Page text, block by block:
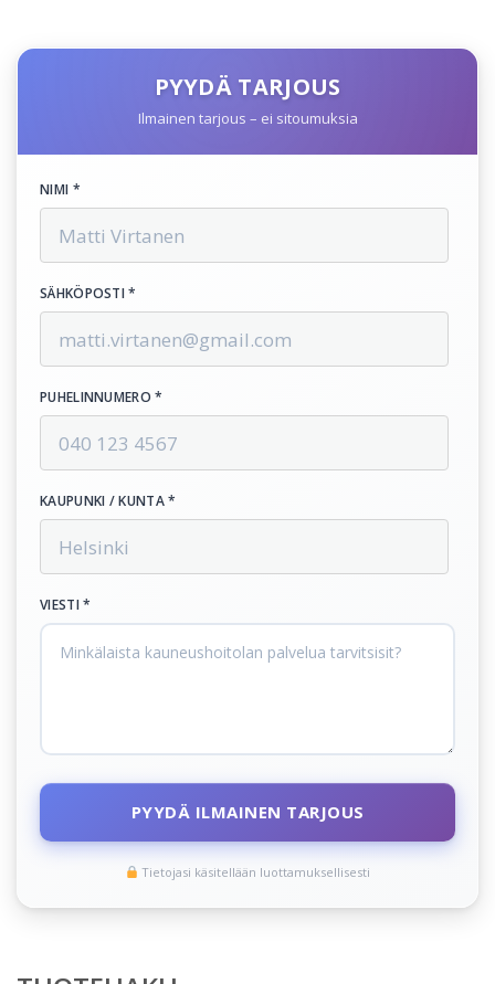
PYYDÄ TARJOUS
Ilmainen tarjous – ei sitoumuksia
NIMI *
SÄHKÖPOSTI *
PUHELINNUMERO *
KAUPUNKI / KUNTA *
VIESTI *
PYYDÄ ILMAINEN TARJOUS
Tietojasi käsitellään luottamuksellisesti